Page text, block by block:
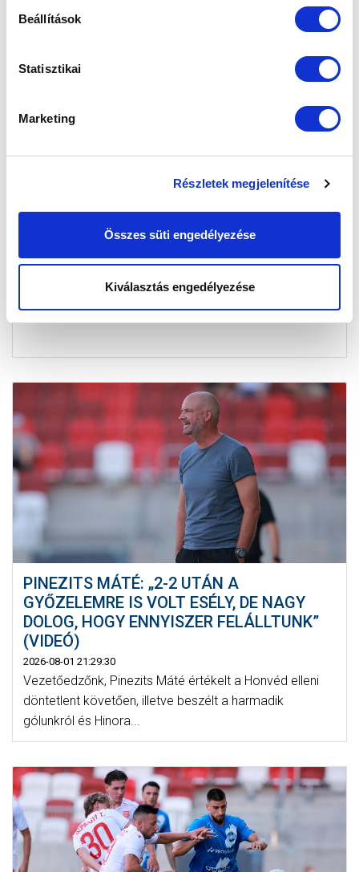
Beállítások
Statisztikai
Marketing
Részletek megjelenítése
Összes süti engedélyezése
Kiválasztás engedélyezése
ÖSSZEFOGLALÓ (VIDEÓ)
2026-08-01 21:31:59
Ez történt a Kispest elleni bajnoki meccsen.
PINEZITS MÁTÉ: „2-2 UTÁN A
GYŐZELEMRE IS VOLT ESÉLY, DE NAGY
DOLOG, HOGY ENNYISZER FELÁLLTUNK”
(VIDEÓ)
2026-08-01 21:29:30
Vezetőedzőnk, Pinezits Máté értékelt a Honvéd elleni
döntetlent követően, illetve beszélt a harmadik
gólunkról és Hinora...